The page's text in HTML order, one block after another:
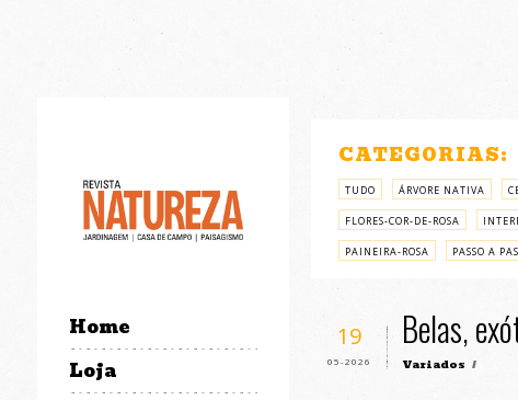
Home
Loja
CATEGORIAS:
TUDO ÁRVORE NATIVA
FLORES-COR-DE-ROSA
PAINEIRA-ROSA PASSO A
19
05-2026
Belas,
Variados /